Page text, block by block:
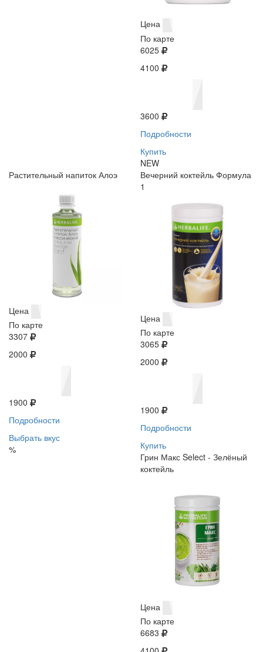
Цена
По карте
6025
4100
3600
Подробности
Купить
NEW
Растительный напиток Алоэ
Цена
По карте
3307
2000
1900
Подробности
Выбрать вкус
%
Вечерний коктейль Формула
1
Цена
По карте
3065
2000
1900
Подробности
Купить
Грин Макс Select - Зелёный
коктейль
Цена
По карте
6683